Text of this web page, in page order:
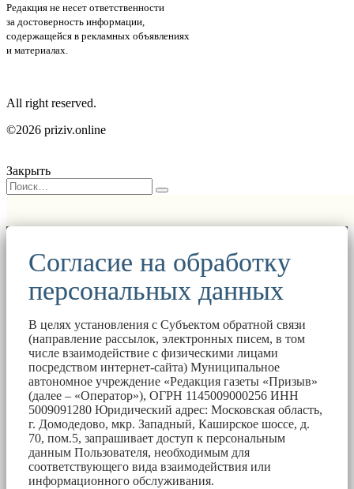
Редакция не несет ответственности
за достоверность информации,
содержащейся в рекламных объявлениях
и материалах.
All right reserved.
©2026 priziv.online
Закрыть
Согласие на обработку
персональных данных
В целях установления с Субъектом обратной связи
(направление рассылок, электронных писем, в том
числе взаимодействие с физическими лицами
посредством интернет-сайта) Муниципальное
автономное учреждение «Редакция газеты «Призыв»
(далее – «Оператор»), ОГРН 1145009000256 ИНН
5009091280 Юридический адрес: Московская область,
г. Домодедово, мкр. Западный, Каширское шоссе, д.
70, пом.5, запрашивает доступ к персональным
данным Пользователя, необходимым для
соответствующего вида взаимодействия или
информационного обслуживания.